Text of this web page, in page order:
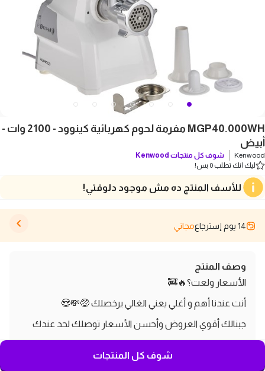
MGP40.000WH مفرمة لحوم كهربائية كينوود - 2100 وات -
أبيض
Kenwood شوف كل منتجات Kenwood
ليك انك تطلب 0 بس!
للأسف المنتج ده مش موجود دلوقتي!
14 يوم إسترجاع مجاني
وصف المنتج
الأسعار ولعت؟🔥🚒
أنت عندنا أهم و أغلي يعني الغالي يرخصلك 🤑💸😍
جبنالك أقوي العروض وأحسن الأسعار توصلك لحد عندك
شوف كل المنتجات